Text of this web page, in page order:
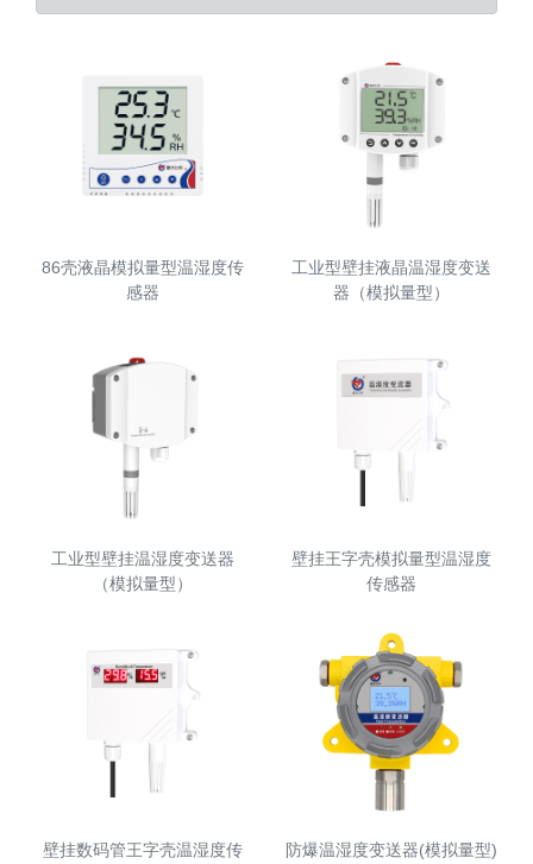
86壳液晶模拟量型温湿度传
感器
工业型壁挂液晶温湿度变送
器（模拟量型）
工业型壁挂温湿度变送器
（模拟量型）
壁挂王字壳模拟量型温湿度
传感器
壁挂数码管王字壳温湿度传
防爆温湿度变送器(模拟量型)